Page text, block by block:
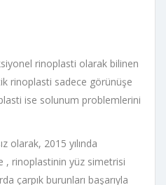
rinoplasti olarak bilinen
rinoplasti sadece görünüşe
ise solunum problemlerini
olarak, 2015 yılında
, rinoplastinin yüz simetrisi
çarpık burunları başarıyla